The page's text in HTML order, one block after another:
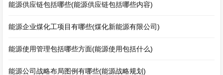
能源供应链包括哪些(能源供应链包括哪些内容)
能源企业煤化工项目有哪些(煤化新能源有限公司)
能源使用管理包括哪些方面(能源使用包括什么)
能源公司战略布局图例有哪些(能源战略规划)